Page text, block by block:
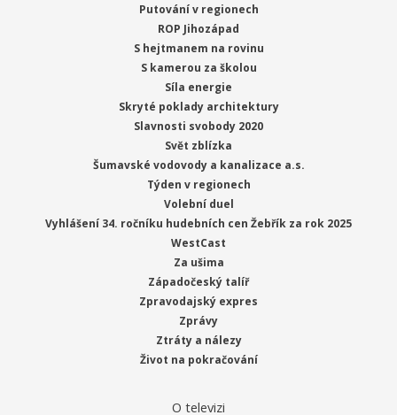
Putování v regionech
ROP Jihozápad
S hejtmanem na rovinu
S kamerou za školou
Síla energie
Skryté poklady architektury
Slavnosti svobody 2020
Svět zblízka
Šumavské vodovody a kanalizace a.s.
Týden v regionech
Volební duel
Vyhlášení 34. ročníku hudebních cen Žebřík za rok 2025
WestCast
Za ušima
Západočeský talíř
Zpravodajský expres
Zprávy
Ztráty a nálezy
Život na pokračování
O televizi